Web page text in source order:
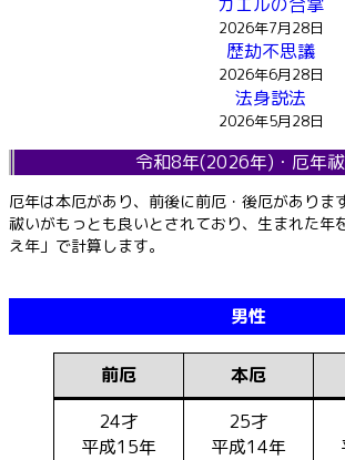
2026年7月28日
歴劫不思議
2026年6月28日
法身説法
2026年5月28日
令和8年(2026年)・厄年
厄年は本厄があり、前後に前厄・後厄がありま
祓いがもっとも良いとされており、生まれた年
え年」で計算します。
男性
前厄 本厄
24才
平成15年
25才
平成14年